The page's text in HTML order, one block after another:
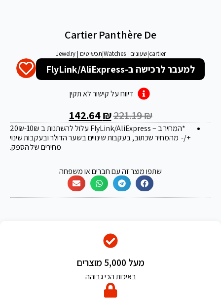
Cartier Panthère De
cartier
|שעונים | Watches |תכשיטים | Jewelry
למעבר לרכישה ב-FlyLink/AliExpress
דיווח על קישור לא תקין
221.19₪
142.64₪
*המחיר ב – FlyLink/AliExpress עלול להשתנות ב 20 ₪-10₪
+/- מהמחיר שכתוב, בעקבות שינויים בשער הדולר ובעקבות שינוי
מחירים של הספק.
שתפו מוצר זה עם חברים או משפחה
מעל 5,000 מוצרים
באיכות הכי גבוהה